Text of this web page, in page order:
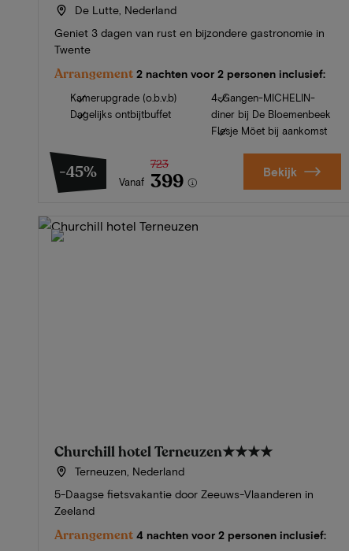
De Lutte, Nederland
Geniet 3 dagen van rust en bijzondere gastronomie in
Twente
Arrangement 2 nachten voor 2 personen inclusief:
Kamerupgrade (o.b.v.b)
Dagelijks ontbijtbuffet
4-Gangen-MICHELIN-
diner bij De Bloemenbeek
Flesje Möet bij aankomst
-45% Vanaf
723
399 Bekijk
Churchill hotel Terneuzen★★★★
Terneuzen, Nederland
5-Daagse fietsvakantie door Zeeuws-Vlaanderen in
Zeeland
Arrangement 4 nachten voor 2 personen inclusief: